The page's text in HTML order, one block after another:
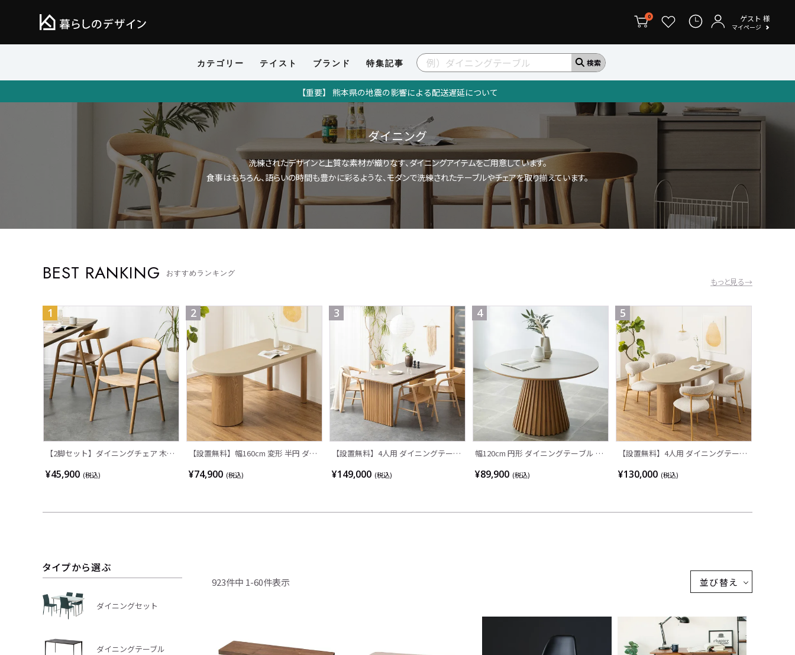
カテゴリー テイスト ブランド 特集記事
0 ゲスト 様
マイページ
【重要】 熊本県の地震の影響による配送遅延について
ダイニング
洗練されたデザインと上質な素材が織りなす、ダイニングアイテムをご用意しています。
食事はもちろん、語らいの時間も豊かに彩るような、モダンで洗練されたテーブルやチェアを取り揃えています。
BEST RANKING おすすめランキング
もっと見る→
1
【2脚セット】ダイニングチェア 木製
椅子 板座 食卓椅子 おしゃれ ウッドチ
¥45,900 (税込)
2
【設置無料】幅160cm 変形 半円 ダイ
ンクリート調 木脚 北欧モダン テーブ
¥74,900 (税込)
3
【設置無料】4人用 ダイニングテーブ
ル おしゃれ ダイニングチェア 和モダ
¥149,000 (税込)
4
幅120cm 円形 ダイニングテーブル 4
テーブル おしゃれ リビングテーブル
¥89,900 (税込)
5
【設置無料】4人用 ダイニングテーブ
コンクリート調 半円テーブル 北欧モ
¥130,000 (税込)
タイプから選ぶ
ダイニングセット
ダイニングテーブル
並び替え
923件中 1-60件表示